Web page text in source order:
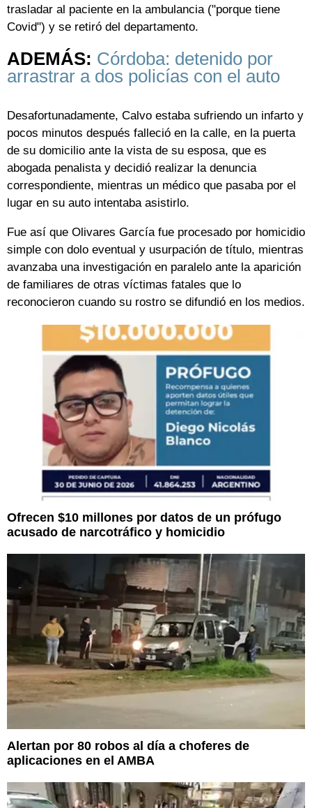
trasladar al paciente en la ambulancia ("porque tiene
Covid") y se retiró del departamento.
ADEMÁS: Córdoba: detenido por
arrastrar a dos policías con el auto
Desafortunadamente, Calvo estaba sufriendo un infarto y
pocos minutos después falleció en la calle, en la puerta
de su domicilio ante la vista de su esposa, que es
abogada penalista y decidió realizar la denuncia
correspondiente, mientras un médico que pasaba por el
lugar en su auto intentaba asistirlo.
Fue así que Olivares García fue procesado por homicidio
simple con dolo eventual y usurpación de título, mientras
avanzaba una investigación en paralelo ante la aparición
de familiares de otras víctimas fatales que lo
reconocieron cuando su rostro se difundió en los medios.
Ofrecen $10 millones por datos de un prófugo
acusado de narcotráfico y homicidio
Alertan por 80 robos al día a choferes de
aplicaciones en el AMBA